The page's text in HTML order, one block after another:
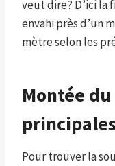
veut dire? D’ici la
envahi près d’un
mètre selon les
Montée
Pour trouver la